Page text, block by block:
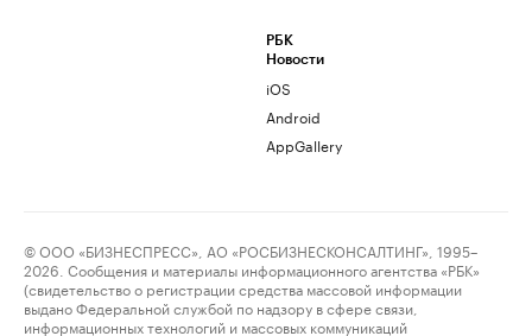
РБК
Новости
iOS
Android
AppGallery
© ООО «БИЗНЕСПРЕСС», АО «РОСБИЗНЕСКОНСАЛТИНГ», 1995–
2026. Сообщения и материалы информационного агентства «РБК»
(свидетельство о регистрации средства массовой информации
выдано Федеральной службой по надзору в сфере связи,
информационных технологий и массовых коммуникаций